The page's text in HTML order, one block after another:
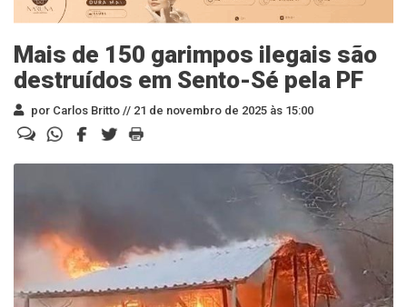
Mais de 150 garimpos ilegais são
destruídos em Sento-Sé pela PF
por Carlos Britto // 21 de novembro de 2025 às 15:00